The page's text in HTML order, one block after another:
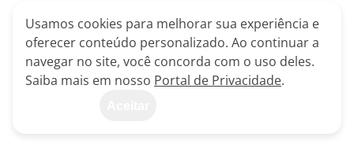
Usamos cookies para melhorar sua experiência e
oferecer conteúdo personalizado. Ao continuar a
navegar no site, você concorda com o uso deles.
Saiba mais em nosso Portal de Privacidade.